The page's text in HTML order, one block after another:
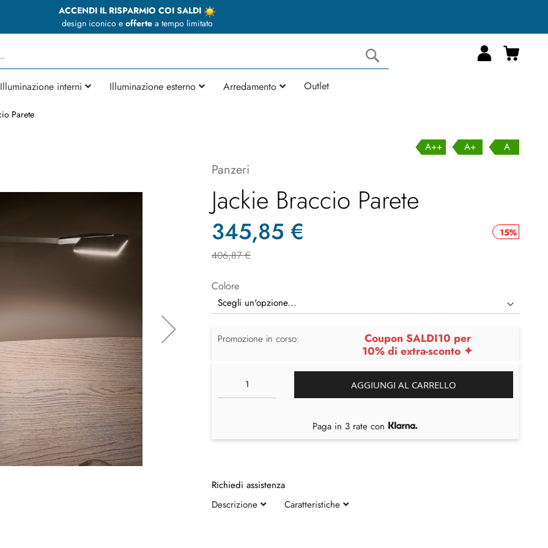
ACCENDI IL RISPARMIO COI SALDI
design iconico e offertea tempo limitato
Cerca
Carrello
Illuminazione interni Illuminazione esterno Arredamento Outlet
Parete
A++ A+ A
Panzeri
Jackie Braccio Parete
15%
345,85 €
406,87 €
Colore
Promozione in corso:
Coupon SALDI10 per
10% di extra-sconto ✦
AGGIUNGI AL CARRELLO
Paga in 3 rate con
Richiedi assistenza
Descrizione
Caratteristiche